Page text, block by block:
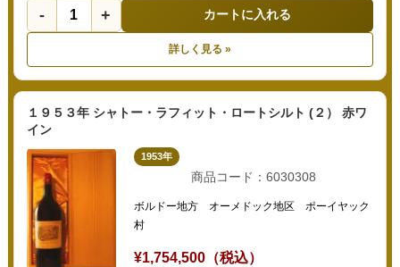
- + カートに入れる
詳しく見る »
１９５３年 シャトー・ラフィット・ロートシルト (２） 赤ワ
イン
1953年
商品コード：6030308
ボルドー地方 オーメドック地区 ポーイヤック
村
¥1,754,500（税込）